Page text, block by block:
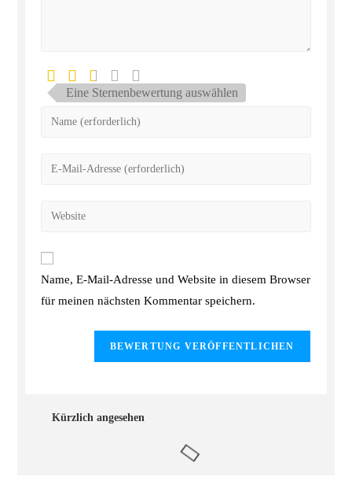
Eine Sternenbewertung auswählen
Name, E-Mail-Adresse und Website in diesem Browser
für meinen nächsten Kommentar speichern.
Kürzlich angesehen